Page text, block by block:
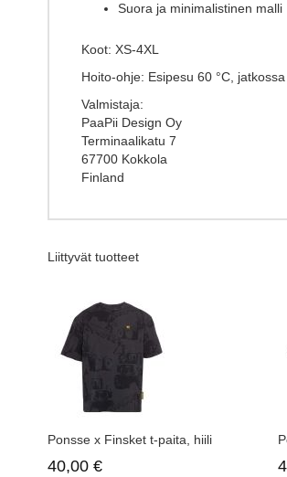
Suora ja minimalistinen malli
Koot: XS-4XL
Hoito-ohje: Esipesu 60 °C,
Valmistaja:
PaaPii Design Oy
Terminaalikatu 7
67700 Kokkola
Finland
Liittyvät tuotteet
Ponsse x Finsket t-paita, hiili
40,00 €